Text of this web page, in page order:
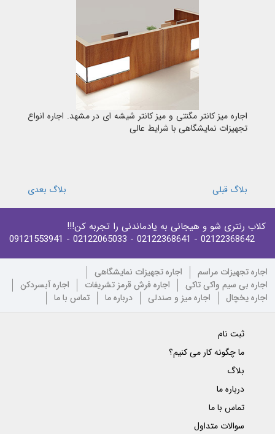
اجاره میز کانتر مگنتی و میز کانتر شیشه ای در مشهد. اجاره انواع
تجهیزات نمایشگاهی با شرایط عالی
بلاگ بعدی بلاگ قبلی
کلاب رنتری شو و هیجانی به یادماندنی را تجربه کن!!!
02122368642
- 02122368641
- 02122065033
- 09121553941
اجاره تجهیزات مراسم
اجاره تجهیزات نمایشگاهی
اجاره بی سیم واکی تاکی
اجاره فرش قرمز تشریفات
اجاره آبسردکن
اجاره یخچال
اجاره میز و صندلی درباره ما تماس با ما
ثبت نام
ما چگونه کار می کنیم؟
بلاگ
درباره ما
تماس با ما
سوالات متداول